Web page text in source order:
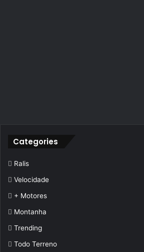
Categories
Ralis
Velocidade
+ Motores
Montanha
Trending
Todo Terreno